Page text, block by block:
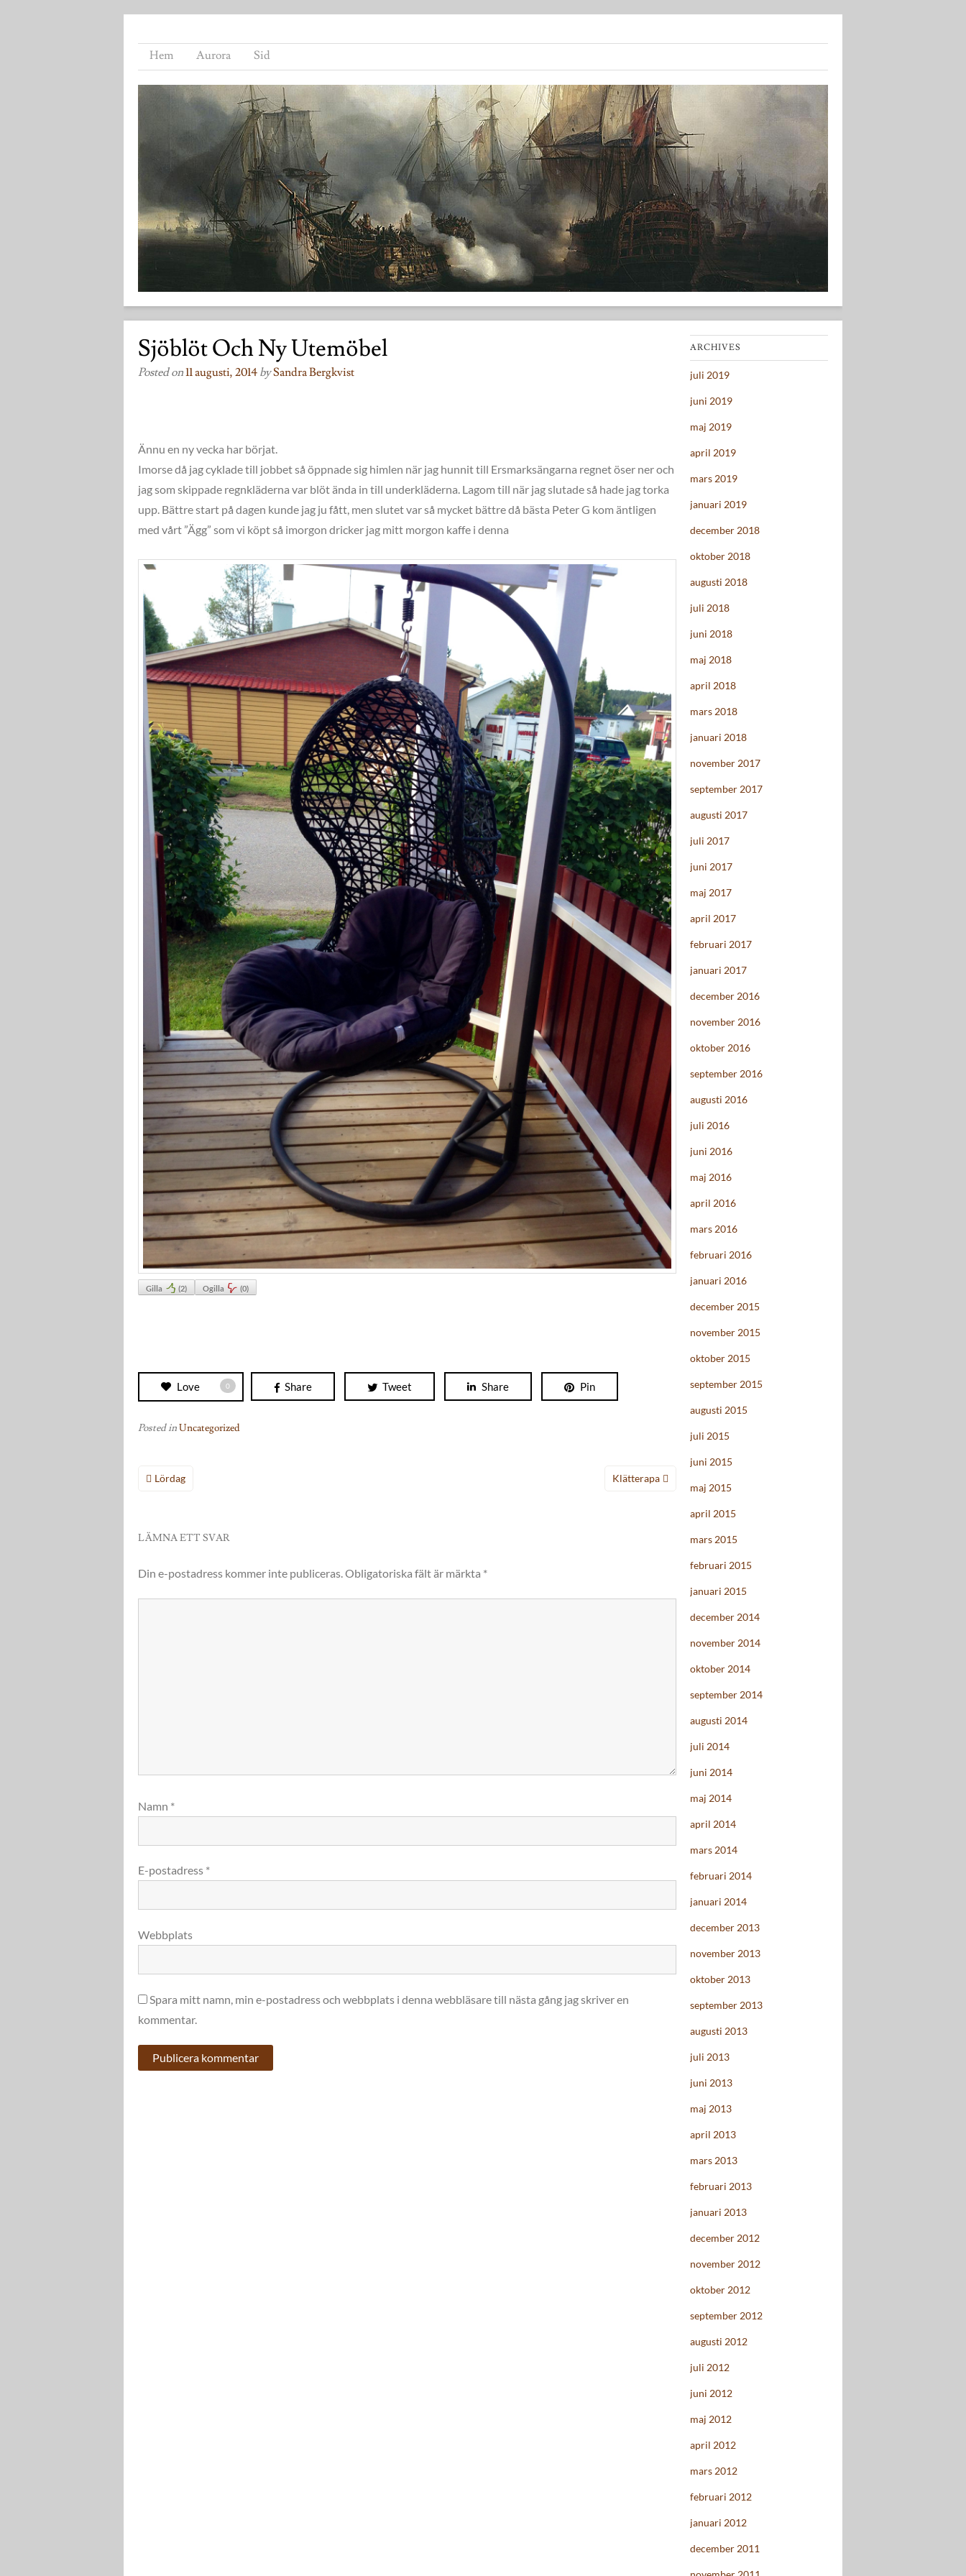
Hem Aurora Sid
Sjöblöt Och Ny Utemöbel
Posted on11 augusti, 2014 bySandra Bergkvist
Ännu en ny vecka har börjat.
Imorse då jag cyklade till jobbet så öppnade sig himlen när jag hunnit till Ersmarksängarna regnet öser ner och
jag som skippade regnkläderna var blöt ända in till underkläderna. Lagom till när jag slutade så hade jag torka
upp. Bättre start på dagen kunde jag ju fått, men slutet var så mycket bättre då bästa Peter G kom äntligen
med vårt ”Ägg” som vi köpt så imorgon dricker jag mitt morgon kaffe i denna
Gilla (2) Ogilla (0)
Love 0 Share Tweet Share Pin
Posted inUncategorized
Inläggsnavigering
Lördag Klätterapa
LÄMNA ETT SVAR
Din e-postadress kommer inte publiceras.Obligatoriska fält är märkta *
Namn *
E-postadress *
Webbplats
Spara mitt namn, min e-postadress och webbplats i denna webbläsare till nästa gång jag skriver en
kommentar.
ARCHIVES
juli 2019
juni 2019
maj 2019
april 2019
mars 2019
januari 2019
december 2018
oktober 2018
augusti 2018
juli 2018
juni 2018
maj 2018
april 2018
mars 2018
januari 2018
november 2017
september 2017
augusti 2017
juli 2017
juni 2017
maj 2017
april 2017
februari 2017
januari 2017
december 2016
november 2016
oktober 2016
september 2016
augusti 2016
juli 2016
juni 2016
maj 2016
april 2016
mars 2016
februari 2016
januari 2016
december 2015
november 2015
oktober 2015
september 2015
augusti 2015
juli 2015
juni 2015
maj 2015
april 2015
mars 2015
februari 2015
januari 2015
december 2014
november 2014
oktober 2014
september 2014
augusti 2014
juli 2014
juni 2014
maj 2014
april 2014
mars 2014
februari 2014
januari 2014
december 2013
november 2013
oktober 2013
september 2013
augusti 2013
juli 2013
juni 2013
maj 2013
april 2013
mars 2013
februari 2013
januari 2013
december 2012
november 2012
oktober 2012
september 2012
augusti 2012
juli 2012
juni 2012
maj 2012
april 2012
mars 2012
februari 2012
januari 2012
december 2011